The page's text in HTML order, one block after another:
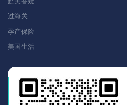
过海关
孕产保险
美国生活